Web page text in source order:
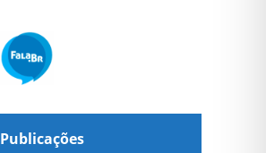
Publicações